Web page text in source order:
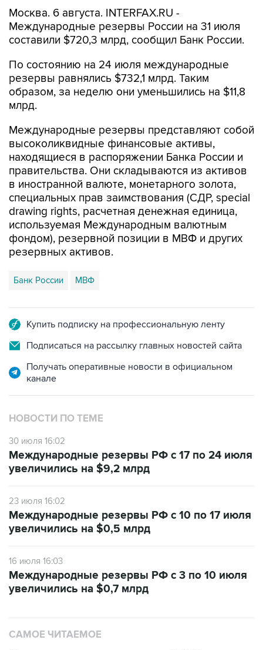
Москва. 6 августа. INTERFAX.RU -
Международные резервы России на 31 июля
составили $720,3 млрд, сообщил Банк России.
По состоянию на 24 июля международные
резервы равнялись $732,1 млрд. Таким
образом, за неделю они уменьшились на $11,8
млрд.
Международные резервы представляют собой
высоколиквидные финансовые активы,
находящиеся в распоряжении Банка России и
правительства. Они складываются из активов
в иностранной валюте, монетарного золота,
специальных прав заимствования (СДР, special
drawing rights, расчетная денежная единица,
используемая Международным валютным
фондом), резервной позиции в МВФ и других
резервных активов.
Банк России МВФ
Купить подписку на профессиональную ленту
Подписаться на рассылку главных новостей сайта
Получать оперативные новости в официальном
канале
НОВОСТИ ПО ТЕМЕ
30 июля 16:02
Международные резервы РФ с 17 по 24 июля
увеличились на $9,2 млрд
23 июля 16:02
Международные резервы РФ с 10 по 17 июля
увеличились на $0,5 млрд
16 июля 16:03
Международные резервы РФ с 3 по 10 июля
увеличились на $0,7 млрд
САМОЕ ЧИТАЕМОЕ